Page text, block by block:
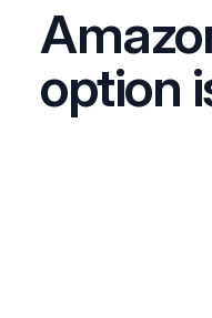
option